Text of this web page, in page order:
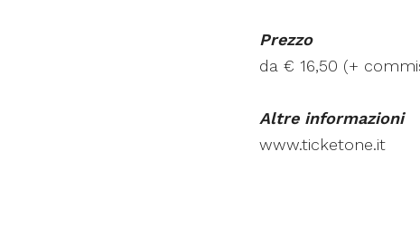
Prezzo
da € 16,50 (+
Altre informazioni
www.ticketone.it